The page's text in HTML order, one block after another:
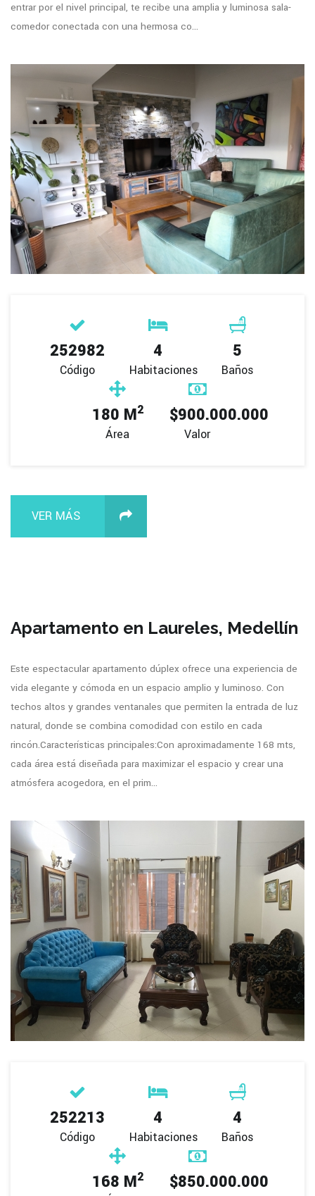
entrar por el nivel principal, te recibe una amplia y luminosa sala-
comedor conectada con una hermosa co...
252982
Código
4
Habitaciones
5
Baños
180 M2
Área
$900.000.000
Valor
VER MÁS
Apartamento en Laureles, Medellín
Este espectacular apartamento dúplex ofrece una experiencia de
vida elegante y cómoda en un espacio amplio y luminoso. Con
techos altos y grandes ventanales que permiten la entrada de luz
natural, donde se combina comodidad con estilo en cada
rincón.Características principales:Con aproximadamente 168 mts,
cada área está diseñada para maximizar el espacio y crear una
atmósfera acogedora, en el prim...
252213
Código
4
Habitaciones
4
Baños
168 M2
$850.000.000